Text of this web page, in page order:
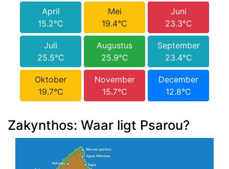
April
15.2°C
Mei
19.4°C
Juni
23.3°C
Juli
25.5°C
Augustus
25.9°C
September
23.4°C
Oktober
19.7°C
November
15.7°C
December
12.8°C
Zakynthos: Waar ligt Psarou?